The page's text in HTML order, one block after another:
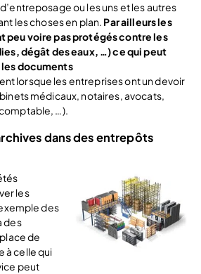
ou les uns et les autres
les choses en plan. Par ailleurs les
peu voire pas protégés contre les
dégât des eaux, …) ce qui peut
les documents
lorsque les entreprises ont un devoir
médicaux, notaires, avocats,
…).
dans des entrepôts
les
des
des
de
à celle qui
peut